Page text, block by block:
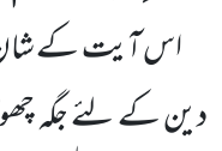
اس آیت کے شانِ
دین کے لئے جگہ